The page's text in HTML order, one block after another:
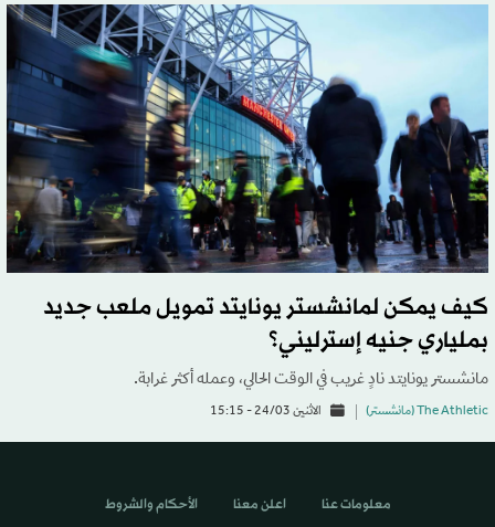
كيف يمكن لمانشستر يونايتد تمويل ملعب جديد
بملياري جنيه إسترليني؟
مانشستر يونايتد نادٍ غريب في الوقت الحالي، وعمله أكثر غرابة.
The Athletic (مانشستر) الاثنين 24/03 - 15:15
معلومات عنا اعلن معنا الأحكام والشروط